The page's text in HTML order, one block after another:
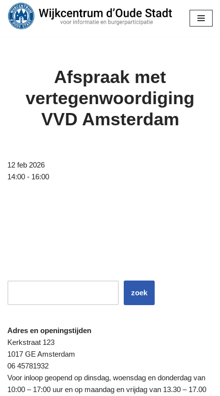
Ga
Afspraak met
vertegenwoordiging
VVD Amsterdam
12 feb 2026
14:00 - 16:00
zoek
Adres en openingstijden
Kerkstraat 123
1017 GE Amsterdam
06 45781932
Voor inloop geopend op dinsdag, woensdag en donderdag van
10:00 – 17:00 uur en op maandag en vrijdag van 13.30 – 17.00